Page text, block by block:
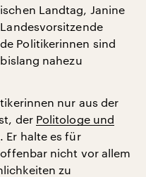
Landtag, Janine
Politikerinnen sind
nahezu
nur aus der
der Politologe und
. Er halte es für
nicht vor allem
zu